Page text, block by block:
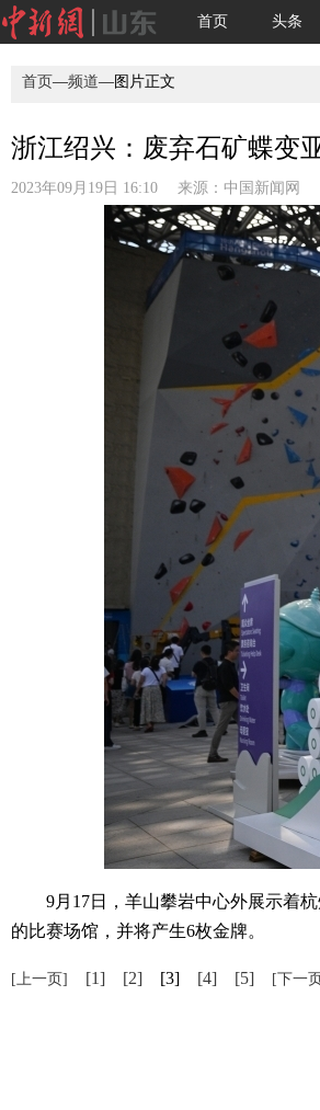
首页 头条
首页—频道—图片正文
浙江绍兴：废弃石矿蝶变
2023年09月19日 16:10 来源： 中国新闻网
9月17日，羊山攀岩中心外展示着杭
的比赛场馆，并将产生6枚金牌。
[上一页] [1] [2] [3] [4] [5] [下一